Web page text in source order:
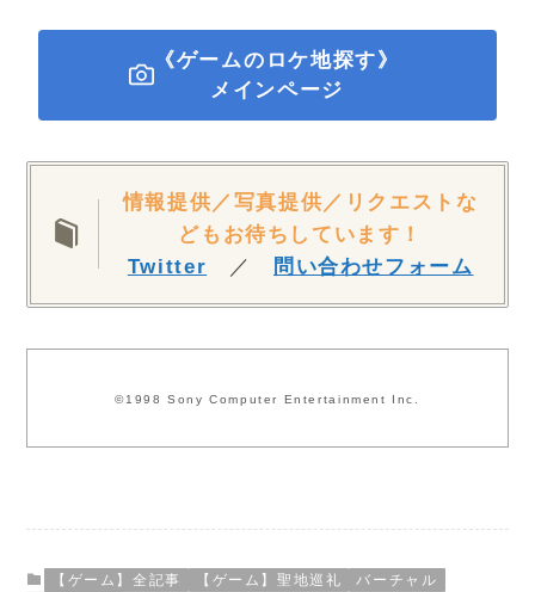
《ゲームのロケ地探す》
メインページ
情報提供／写真提供／リクエストな
どもお待ちしています！
Twitter ／ 問い合わせフォーム
©1998 Sony Computer Entertainment Inc.
【ゲーム】全記事 【ゲーム】聖地巡礼
バーチャル